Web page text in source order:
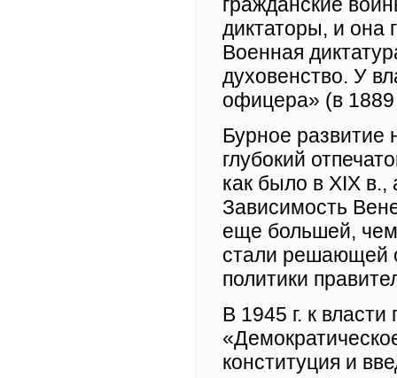
гражданские
диктаторы, и она
Военная
духовенство. У
офицера» (в 1889
Бурное
глубокий
как было в XIX в.,
Зависимость
еще большей,
стали решающей
политики
В 1945 г. к
конституция и